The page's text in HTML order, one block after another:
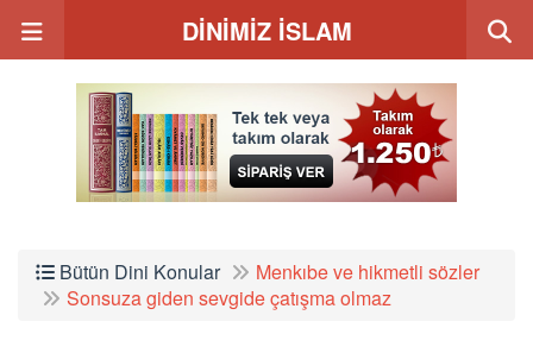
DİNİMİZ İSLAM
Bütün Dini Konular
Menkıbe ve hikmetli sözler
Sonsuza giden sevgide çatışma olmaz